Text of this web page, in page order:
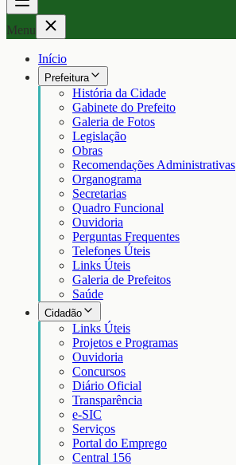
Menu
Início
Prefeitura
História da Cidade
Gabinete do Prefeito
Galeria de Fotos
Legislação
Obras
Recomendações Administrativas
Organograma
Secretarias
Quadro Funcional
Ouvidoria
Perguntas Frequentes
Telefones Úteis
Links Úteis
Galeria de Prefeitos
Saúde
Cidadão
Links Úteis
Projetos e Programas
Ouvidoria
Concursos
Diário Oficial
Transparência
e-SIC
Serviços
Portal do Emprego
Central 156